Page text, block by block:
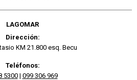
LAGOMAR
Dirección:
KM 21.800 esq. Becu
Teléfonos:
5300| 099 306 969